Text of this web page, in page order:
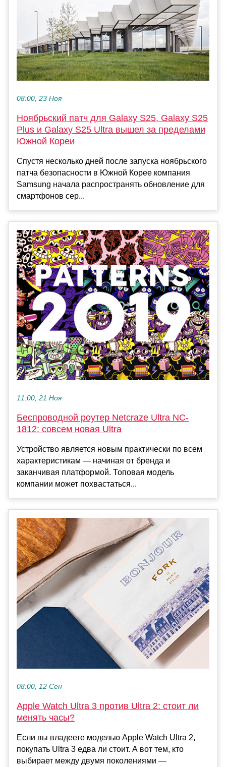
08:00, 23 Ноя
Ноябрьский патч для Galaxy S25, Galaxy S25
Plus и Galaxy S25 Ultra вышел за пределами
Южной Кореи
Спустя несколько дней после запуска ноябрьского
патча безопасности в Южной Корее компания
Samsung начала распространять обновление для
смартфонов сер...
11:00, 21 Ноя
Беспроводной роутер Netcraze Ultra NC-
1812: совсем новая Ultra
Устройство является новым практически по всем
характеристикам — начиная от бренда и
заканчивая платформой. Топовая модель
компании может похвастаться...
08:00, 12 Сен
Apple Watch Ultra 3 против Ultra 2: стоит ли
менять часы?
Если вы владеете моделью Apple Watch Ultra 2,
покупать Ultra 3 едва ли стоит. А вот тем, кто
выбирает между двумя поколениями —